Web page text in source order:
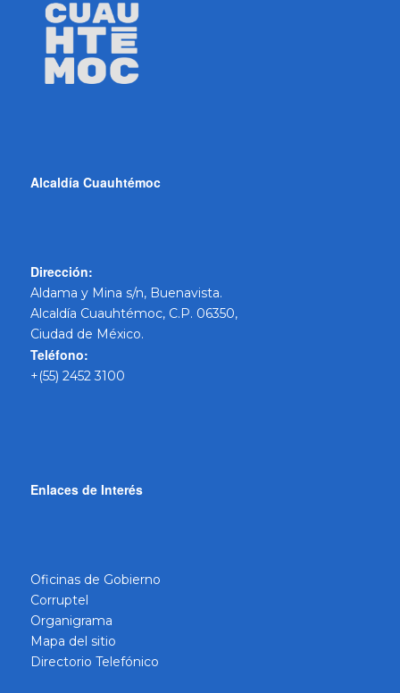
Alcaldía Cuauhtémoc
Dirección:
Aldama y Mina s/n, Buenavista.
Alcaldía Cuauhtémoc, C.P. 06350,
Ciudad de México.
Teléfono:
+(55) 2452 3100
Enlaces de Interés
Oficinas de Gobierno
Corruptel
Organigrama
Mapa del sitio
Directorio Telefónico